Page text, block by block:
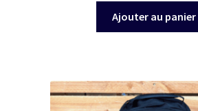
Ajouter au panier